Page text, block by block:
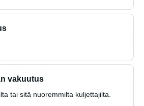
vakuutus
tai sitä nuoremmilta kuljettajilta.